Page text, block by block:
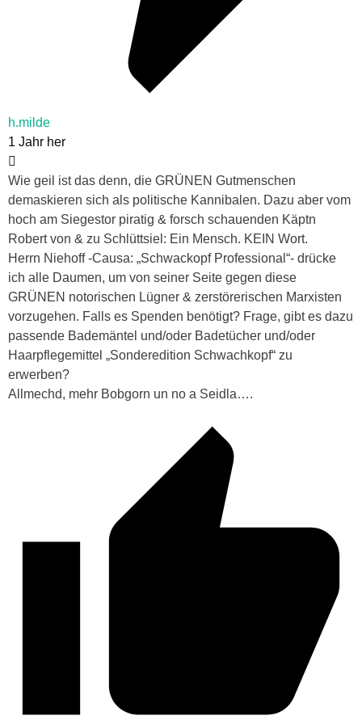
h.milde
1 Jahr her
Wie geil ist das denn, die GRÜNEN Gutmenschen
demaskieren sich als politische Kannibalen. Dazu aber vom
hoch am Siegestor piratig & forsch schauenden Käptn
Robert von & zu Schlüttsiel: Ein Mensch. KEIN Wort.
Herrn Niehoff -Causa: „Schwackopf Professional“- drücke
ich alle Daumen, um von seiner Seite gegen diese
GRÜNEN notorischen Lügner & zerstörerischen Marxisten
vorzugehen. Falls es Spenden benötigt? Frage, gibt es dazu
passende Bademäntel und/oder Badetücher und/oder
Haarpflegemittel „Sonderedition Schwachkopf“ zu
erwerben?
Allmechd, mehr Bobgorn un no a Seidla….